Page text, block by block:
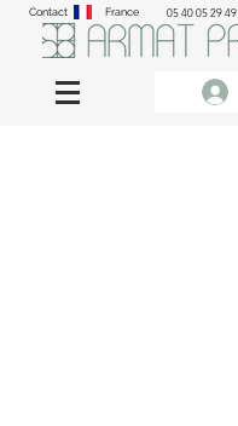
Contact France 05 40 05 29 49